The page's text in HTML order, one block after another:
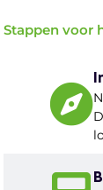
Stappen voor